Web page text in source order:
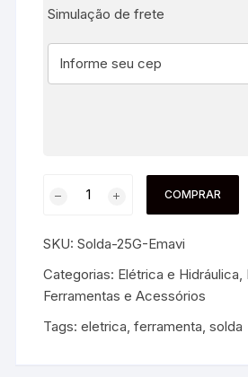
Simulação de frete
COMPRAR
SKU:Solda-25G-Emavi
Categorias: Elétrica e Hidráulica
Ferramentas e Acessórios
Tags:eletrica ,ferramenta ,solda